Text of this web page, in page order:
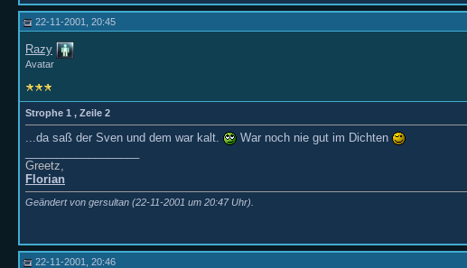
22-11-2001, 20:45
Razy
Avatar
Strophe 1 , Zeile 2
...da saß der Sven und dem war kalt.
War noch nie gut im Dichten
Greetz,
Florian
Geändert von gersultan (22-11-2001 um 20:47Uhr).
22-11-2001, 20:46